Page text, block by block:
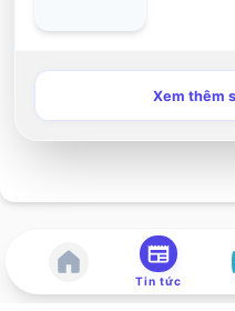
Xem thêm
Tin tức